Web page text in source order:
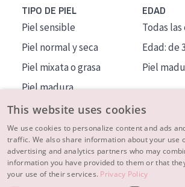
TIPO DE PIEL
Piel sensible
Piel normal y seca
Piel mixata o grasa
Piel madura
Piel expuesta al sol
Piel menopáusica
EDAD
Todas
Edad: de
Piel
MÁS SOBRE NOSOTROS
INSPIRACIÓN
This website uses cookies
We use cookies to personalize content and ads
traffic. We also share information about your use
advertising and analytics partners who may
information you have provided to them or that
your use of their services. Privacy Policy